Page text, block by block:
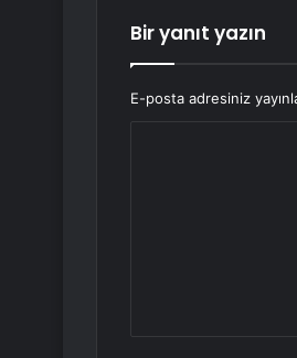
Bir yanıt yazın
E-posta adresiniz